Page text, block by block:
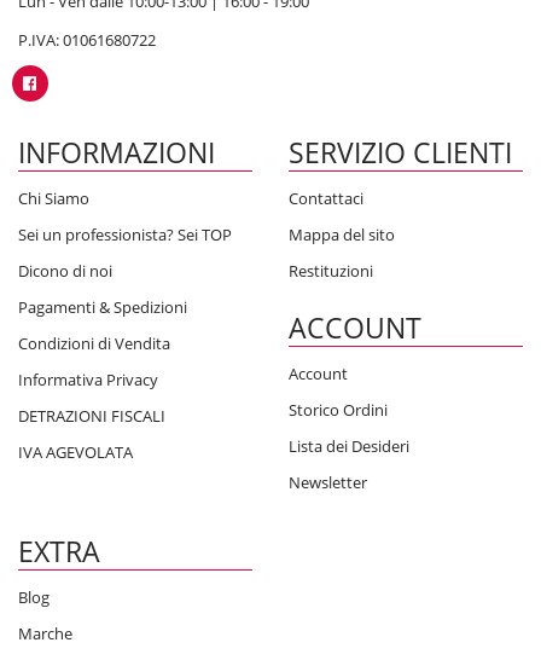
P.IVA: 01061680722
INFORMAZIONI
Chi Siamo
Sei un professionista? Sei TOP
Dicono di noi
Pagamenti & Spedizioni
Condizioni di Vendita
Informativa Privacy
DETRAZIONI FISCALI
IVA AGEVOLATA
SERVIZIO CLIENTI
Contattaci
Mappa del sito
Restituzioni
ACCOUNT
Account
Storico Ordini
Lista dei Desideri
Newsletter
EXTRA
Blog
Marche